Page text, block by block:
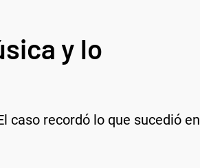
y lo
caso recordó lo que sucedió en